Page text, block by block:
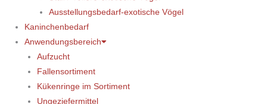
Ausstellungsbedarf-exotische Vögel
Kaninchenbedarf
Anwendungsbereich
Aufzucht
Fallensortiment
Kükenringe im Sortiment
Ungeziefermittel